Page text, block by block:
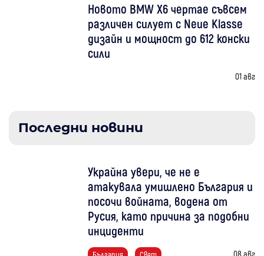
Новото BMW X6 чертае съвсем
различен силует с Neue Klasse
дизайн и мощност до 612 конски
сили
01 авг
Последни новини
Украйна увери, че не е
атакувала умишлено България и
посочи войната, водена от
Русия, като причина за подобни
инциденти
08 авг